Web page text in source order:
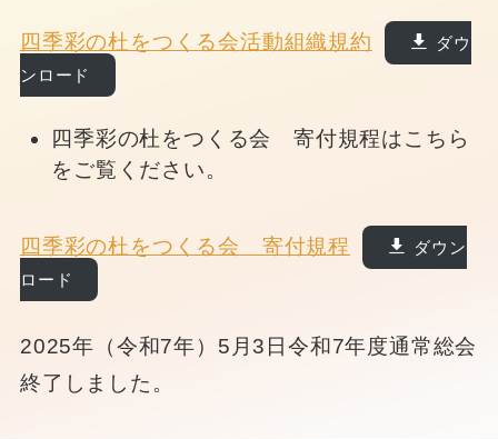
四季彩の杜をつくる会活動組織規約
ダウ
ンロード
四季彩の杜をつくる会 寄付規程はこちら
をご覧ください。
四季彩の杜をつくる会 寄付規程
ダウン
ロード
2025年（令和7年）5月3日令和7年度通常総会
終了しました。